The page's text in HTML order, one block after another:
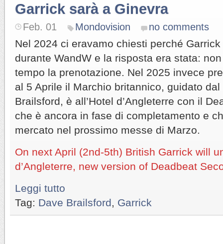
Garrick sarà a Ginevra
Feb. 01 Mondovision no comments
Nel 2024 ci eravamo chiesti perché
durante WandW e la risposta era stata:
tempo la prenotazione. Nel 2025 invece
al 5 Aprile il Marchio britannico, guidato
Brailsford, è all’Hotel d’Angleterre con il
che è ancora in fase di completamento e
mercato nel prossimo messe di Marzo.
On next April (2nd-5th) British Garrick will
d’Angleterre, new version of Deadbeat
Leggi tutto
Tag: Dave Brailsford Garrick